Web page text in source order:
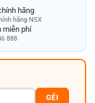
hãng
hãng NSX
miễn phí
888
GẺI